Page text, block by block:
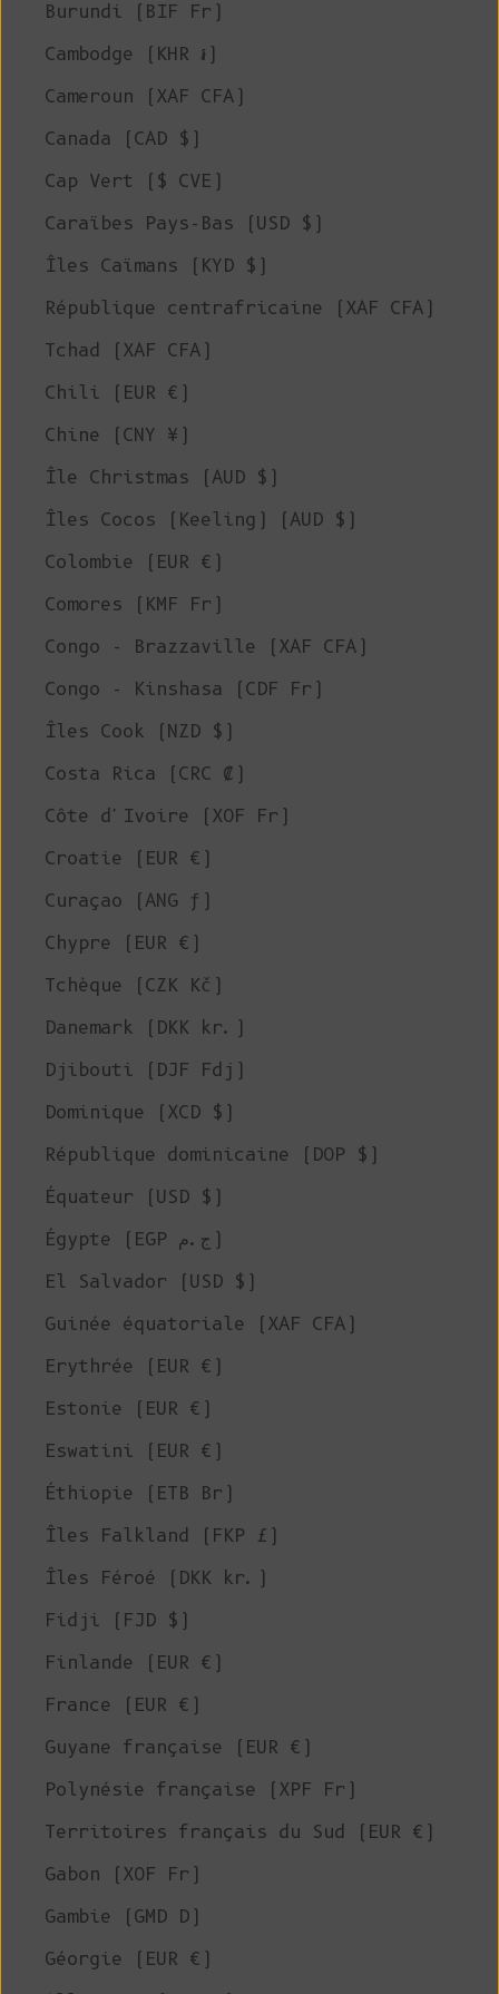
Burundi (BIF Fr)
Cambodge (KHR ៛)
Cameroun (XAF CFA)
Canada (CAD $)
Cap Vert ($ CVE)
Caraïbes Pays-Bas (USD $)
Îles Caïmans (KYD $)
République centrafricaine (XAF CFA)
Tchad (XAF CFA)
Chili (EUR €)
Chine (CNY ¥)
Île Christmas (AUD $)
Îles Cocos (Keeling) (AUD $)
Colombie (EUR €)
Comores (KMF Fr)
Congo - Brazzaville (XAF CFA)
Congo - Kinshasa (CDF Fr)
Îles Cook (NZD $)
Costa Rica (CRC ₡)
Côte d'Ivoire (XOF Fr)
Croatie (EUR €)
Curaçao (ANG ƒ)
Chypre (EUR €)
Tchèque (CZK Kč)
Danemark (DKK kr.)
Djibouti (DJF Fdj)
Dominique (XCD $)
République dominicaine (DOP $)
Équateur (USD $)
Égypte (EGP ج.م)
El Salvador (USD $)
Guinée équatoriale (XAF CFA)
Erythrée (EUR €)
Estonie (EUR €)
Eswatini (EUR €)
Éthiopie (ETB Br)
Îles Falkland (FKP £)
Îles Féroé (DKK kr.)
Fidji (FJD $)
Finlande (EUR €)
France (EUR €)
Guyane française (EUR €)
Polynésie française (XPF Fr)
Territoires français du Sud (EUR €)
Gabon (XOF Fr)
Gambie (GMD D)
Géorgie (EUR €)